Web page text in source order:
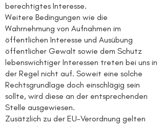
berechtigtes Interesse.
Weitere Bedingungen wie die
Wahrnehmung von Aufnahmen im
öffentlichen Interesse und Ausübung
öffentlicher Gewalt sowie dem Schutz
lebenswichtiger Interessen treten bei uns in
der Regel nicht auf. Soweit eine solche
Rechtsgrundlage doch einschlägig sein
sollte, wird diese an der entsprechenden
Stelle ausgewiesen.
Zusätzlich zu der EU-Verordnung gelten